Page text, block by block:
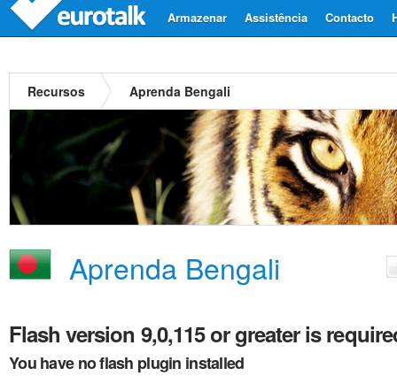
Contacto
Assistência
Armazenar
Recursos Aprenda Bengali
Aprenda Bengali
Flash version 9,0,115 or greater is
You have no flash plugin installed